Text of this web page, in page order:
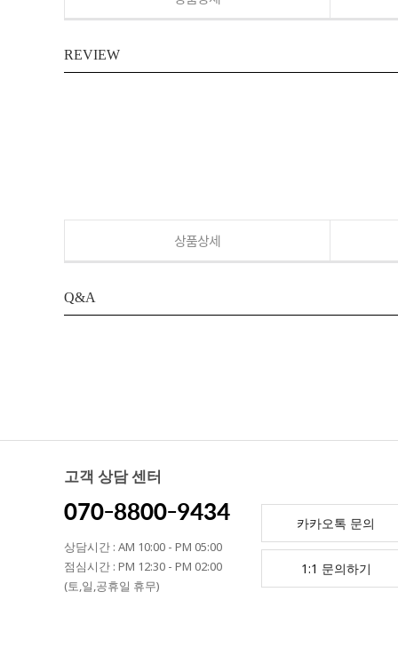
REVIEW
상품상세
Q&A
고객 상담 센터
070-8800-9434
상담시간 : AM 10:00 - PM 05:00
점심시간 : PM 12:30 - PM 02:00
(토,일,공휴일 휴무)
카카오톡 문의
1:1 문의하기